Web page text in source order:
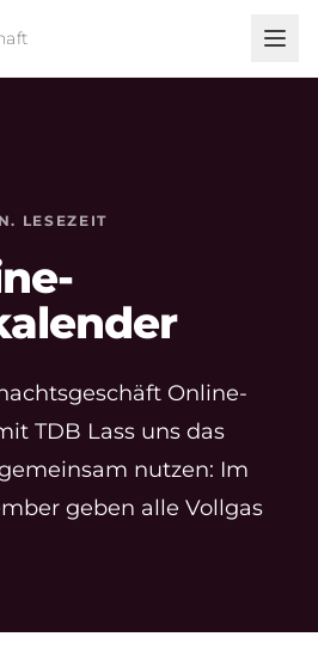
LESEZEIT
Online-
TDB Lass uns das
nutzen: Im
geben alle Vollgas